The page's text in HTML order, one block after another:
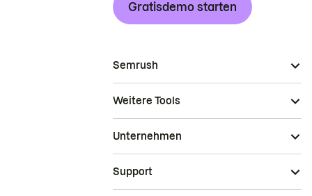
Gratisdemo starten
Semrush
Weitere Tools
Unternehmen
Support